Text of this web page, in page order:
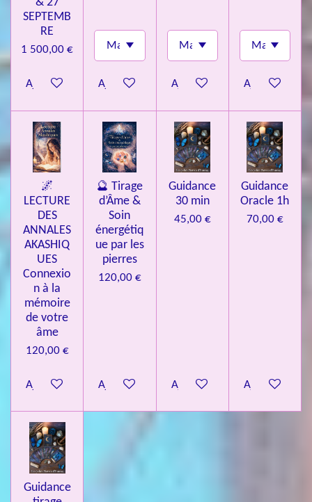
SEPTEMB
RE
1 500,00 €
Ajouter au panierAjouter au panierAjouter au panierAjouter au
🌌
LECTURE
DES
ANNALES
AKASHIQ
UES
Connexio
n à la
mémoire
de votre
âme
120,00 €
Ajouter au panier
🔮 Tirage
d’Âme &
Soin
énergétiq
ue par les
pierres
120,00 €
Ajouter au panier
Guidance
30 min
45,00 €
Ajouter au panier
Guidance
Oracle 1h
70,00 €
Ajouter au
Guidance